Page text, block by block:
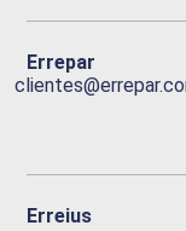
Errepar
Erreius